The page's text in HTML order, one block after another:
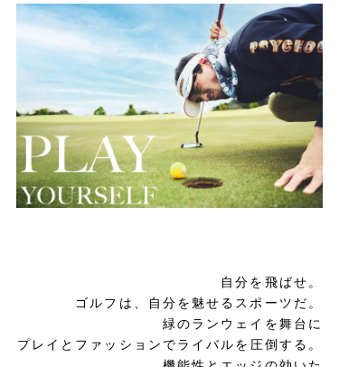
自分を飛ばせ。
ゴルフは、自分を魅せるスポーツだ。
緑のランウェイを舞台に
プレイとファッションでライバルを圧倒する。